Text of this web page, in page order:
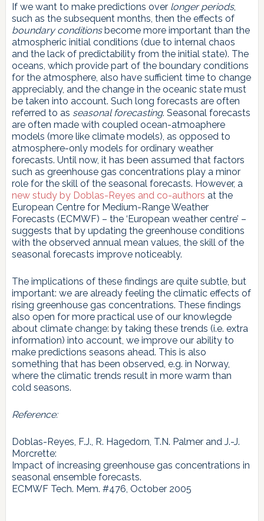
If we want to make predictions over longer periods,
such as the subsequent months, then the effects of
boundary conditionsbecome more important than the
atmospheric initial conditions (due to internal chaos
and the lack of predictability from the initial state). The
oceans, which provide part of the boundary conditions
for the atmosphere, also have sufficient time to change
appreciably, and the change in the oceanic state must
be taken into account. Such long forecasts are often
referred to as seasonal forecasting. Seasonal forecasts
are often made with coupled ocean-atmoaphere
models (more like climate models), as opposed to
atmosphere-only models for ordinary weather
forecasts. Until now, it has been assumed that factors
such as greenhouse gas concentrations play a minor
role for the skill of the seasonal forecasts. However, a
new study by Doblas-Reyes and co-authors at the
European Centre for Medium-Range Weather
Forecasts (ECMWF) – the ‘European weather centre’ –
suggests that by updating the greenhouse conditions
with the observed annual mean values, the skill of the
seasonal forecasts improve noticeably.
The implications of these findings are quite subtle, but
important: we are already feeling the climatic effects of
rising greenhouse gas concentrations. These findings
also open for more practical use of our knowlegde
about climate change: by taking these trends (i.e. extra
information) into account, we improve our ability to
make predictions seasons ahead. This is also
something that has been observed, e.g. in Norway,
where the climatic trends result in more warm than
cold seasons.
Reference:
Doblas-Reyes, F.J., R. Hagedorn, T.N. Palmer and J.-J.
Morcrette:
Impact of increasing greenhouse gas concentrations in
seasonal ensemble forecasts.
ECMWF Tech. Mem. #476, October 2005